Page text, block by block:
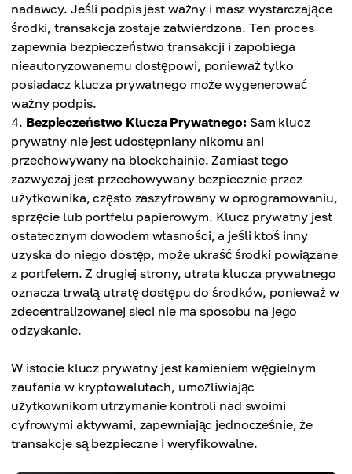
nadawcy. Jeśli podpis jest ważny i masz wystarczające
środki, transakcja zostaje zatwierdzona. Ten proces
zapewnia bezpieczeństwo transakcji i zapobiega
nieautoryzowanemu dostępowi, ponieważ tylko
posiadacz klucza prywatnego może wygenerować
ważny podpis.
Bezpieczeństwo Klucza Prywatnego: Sam klucz
prywatny nie jest udostępniany nikomu ani
przechowywany na blockchainie. Zamiast tego
zazwyczaj jest przechowywany bezpiecznie przez
użytkownika, często zaszyfrowany w oprogramowaniu,
sprzęcie lub portfelu papierowym. Klucz prywatny jest
ostatecznym dowodem własności, a jeśli ktoś inny
uzyska do niego dostęp, może ukraść środki powiązane
z portfelem. Z drugiej strony, utrata klucza prywatnego
oznacza trwałą utratę dostępu do środków, ponieważ w
zdecentralizowanej sieci nie ma sposobu na jego
odzyskanie.
W istocie klucz prywatny jest kamieniem węgielnym
zaufania w kryptowalutach, umożliwiając
użytkownikom utrzymanie kontroli nad swoimi
cyfrowymi aktywami, zapewniając jednocześnie, że
transakcje są bezpieczne i weryfikowalne.